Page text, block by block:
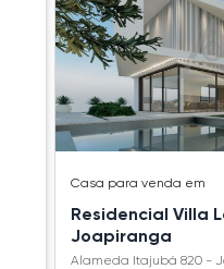
Casa para venda em
Residencial Villa
Joapiranga
Alameda Itajubá 820 -